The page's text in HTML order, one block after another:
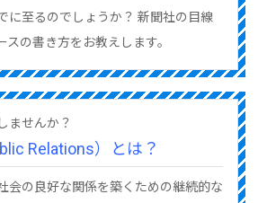
に至るのでしょうか？ 新聞社の目線
スの書き方をお教えします。
ませんか？
Relations）とは？
会の良好な関係を築くための継続的な